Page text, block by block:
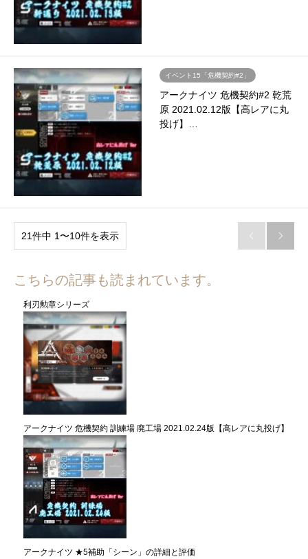
イベント15「危機契約#2」
アークナイツ 危機契約#2 乾荒
原 2021.02.12版【高レアに丸
投げ】…
21件中 1〜10件を表示  
こちらの記事も読まれています。
利刃勲章シリーズ
アークナイツ 危機契約 訓練場 廃工場 2021.02.24版【高レアに丸投げ】
アークナイツ ★5補助「シーン」の詳細と評価